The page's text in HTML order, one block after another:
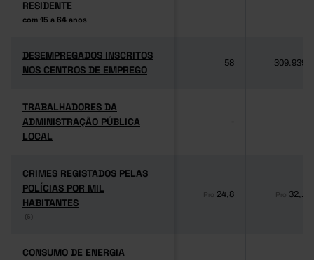
RESIDENTE
com 15 a 64 anos
RESIDENTE
com 15 a 64 anos
DESEMPREGADOS INSCRITOS
NOS CENTROS DE EMPREGO
DESEMPREGADOS INSCRITOS
NOS CENTROS DE EMPREGO
58 309.939
TRABALHADORES DA
ADMINISTRAÇÃO PÚBLICA
LOCAL
TRABALHADORES DA
ADMINISTRAÇÃO PÚBLICA
LOCAL
-
CRIMES REGISTADOS PELAS
POLÍCIAS POR MIL
HABITANTES
(6)
CRIMES REGISTADOS PELAS
POLÍCIAS POR MIL
HABITANTES
(6)
Pro 24,8 Pro 32,1
CONSUMO DE ENERGIA
CONSUMO DE ENERGIA